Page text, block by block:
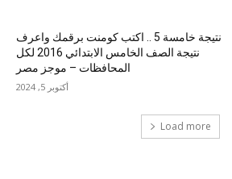
نتيجة خامسة 5 .. اكتب كومنت برقمك واعرف
نتيجة الصف الخامس الابتدائي 2016 لكل
المحافظات – موجز مصر
أكتوبر 5, 2024
Load more